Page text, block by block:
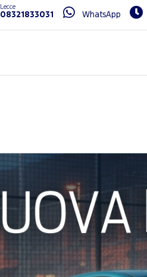
Lecce
08321833031 WhatsApp